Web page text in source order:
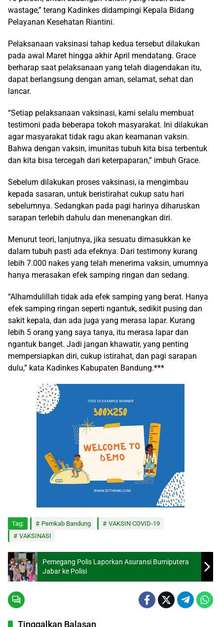
wastage,” terang Kadinkes didampingi Kepala Bidang
Pelayanan Kesehatan Riantini.
Pelaksanaan vaksinasi tahap kedua tersebut dilakukan
pada awal Maret hingga akhir April mendatang. Grace
berharap saat pelaksanaan yang telah diagendakan itu,
dapat berlangsung dengan aman, selamat, sehat dan
lancar.
“Setiap pelaksanaan vaksinasi, kami selalu membuat
testimoni pada beberapa tokoh masyarakat. Ini dilakukan
agar masyarakat tidak ragu akan keamanan vaksin.
Bahwa dengan vaksin, imunitas tubuh kita bisa terbentuk
dan kita bisa tercegah dari keterpaparan,” imbuh Grace.
Sebelum dilakukan proses vaksinasi, ia mengimbau
kepada sasaran, untuk beristirahat cukup satu hari
sebelumnya. Sedangkan pada pagi harinya diharuskan
sarapan terlebih dahulu dan menenangkan diri.
Menurut teori, lanjutnya, jika sesuatu dimasukkan ke
dalam tubuh pasti ada efeknya. Dari testimony kurang
lebih 7.000 nakes yang telah menerima vaksin, umumnya
hanya merasakan efek samping ringan dan sedang.
“Alhamdulillah tidak ada efek samping yang berat. Hanya
efek samping ringan seperti ngantuk, sedikit pusing dan
sakit kepala, dan ada juga yang merasa lapar. Kurang
lebih 5 orang yang saya tanya, itu merasa lapar dan
ngantuk banget. Jadi jangan khawatir, yang penting
mempersiapkan diri, cukup istirahat, dan pagi sarapan
dulu,” kata Kadinkes Kabupaten Bandung.***
Tag: Pemkab Bandung
VAKSIN COVID-19
VAKSINASI
Pemegang Polis Laporkan Asuransi Bumiputera
Jabar ke Polisi
Tinggalkan Balasan